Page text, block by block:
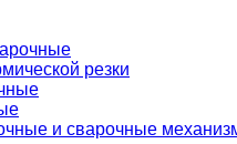
резки
и сварочные